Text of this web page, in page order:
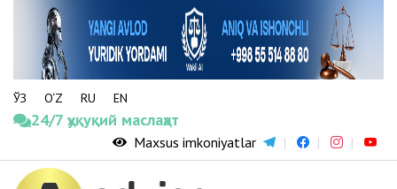
ЎЗ O‘Z RU EN
24/7 ҳуқуқий маслаҳат
Maxsus imkoniyatlar